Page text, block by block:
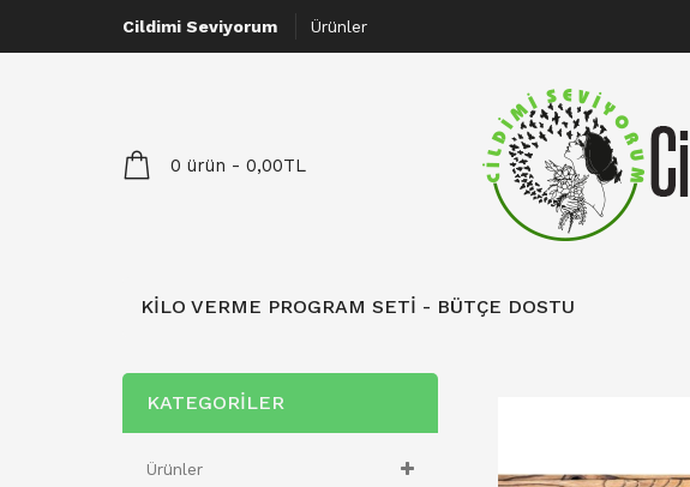
Cildimi Seviyorum Ürünler
0 ürün - 0,00TL
KILO VERME PROGRAM SETI - BÜTÇE DOSTU
KATEGORILER
Ürünler